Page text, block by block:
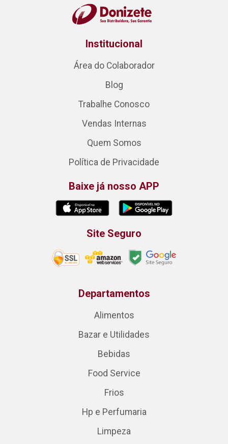
Institucional
Área do Colaborador
Blog
Trabalhe Conosco
Vendas Internas
Quem Somos
Política de Privacidade
Baixe já nosso APP
Site Seguro
Departamentos
Alimentos
Bazar e Utilidades
Bebidas
Food Service
Frios
Hp e Perfumaria
Limpeza